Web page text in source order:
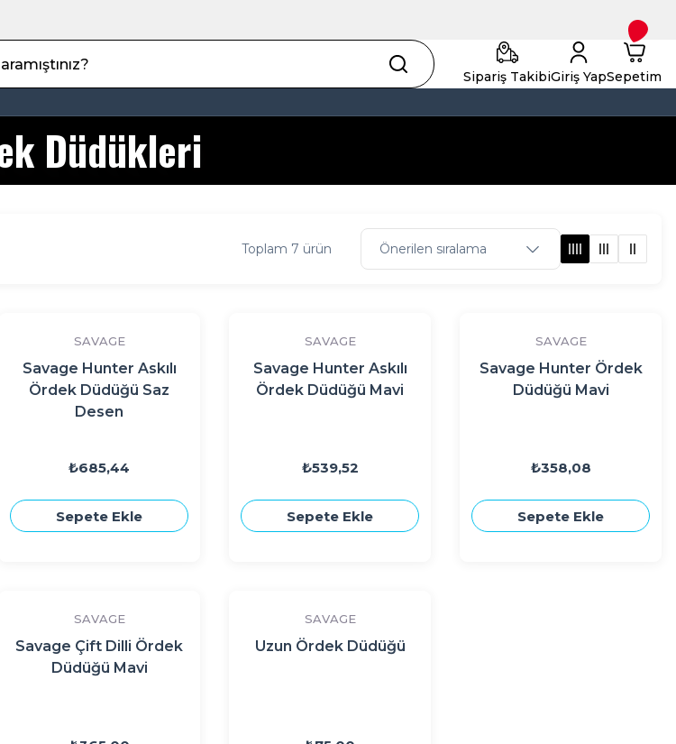
Sipariş TakibiGiriş YapSepetim
Düdükleri
Toplam 7 ürün
SAVAGE
Savage Hunter Askılı
Ördek Düdüğü Saz
Desen
₺685,44
Sepete Ekle
SAVAGE
Savage Hunter Askılı
Ördek Düdüğü Mavi
₺539,52
Sepete Ekle
SAVAGE
Savage Hunter Ördek
Düdüğü Mavi
₺358,08
Sepete Ekle
SAVAGE
Savage Çift Dilli Ördek
Düdüğü Mavi
SAVAGE
Uzun Ördek Düdüğü